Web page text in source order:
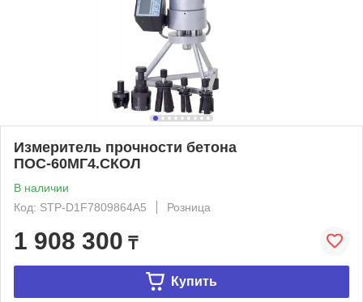
Измеритель прочности бетона
ПОС-60МГ4.СКОЛ
В наличии
Код: STP-D1F7809864A5
Розница
1 908 300 ₸
Купить